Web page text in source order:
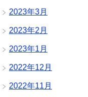
2023年3月
2023年2月
2023年1月
2022年12月
2022年11月